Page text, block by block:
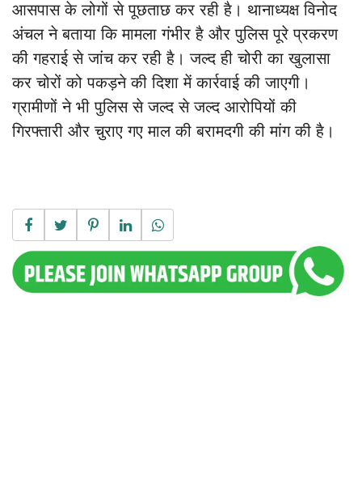
आसपास के लोगों से पूछताछ कर रही है। थानाध्यक्ष विनोद
अंचल ने बताया कि मामला गंभीर है और पुलिस पूरे प्रकरण
की गहराई से जांच कर रही है। जल्द ही चोरी का खुलासा
कर चोरों को पकड़ने की दिशा में कार्रवाई की जाएगी।
ग्रामीणों ने भी पुलिस से जल्द से जल्द आरोपियों की
गिरफ्तारी और चुराए गए माल की बरामदगी की मांग की है।